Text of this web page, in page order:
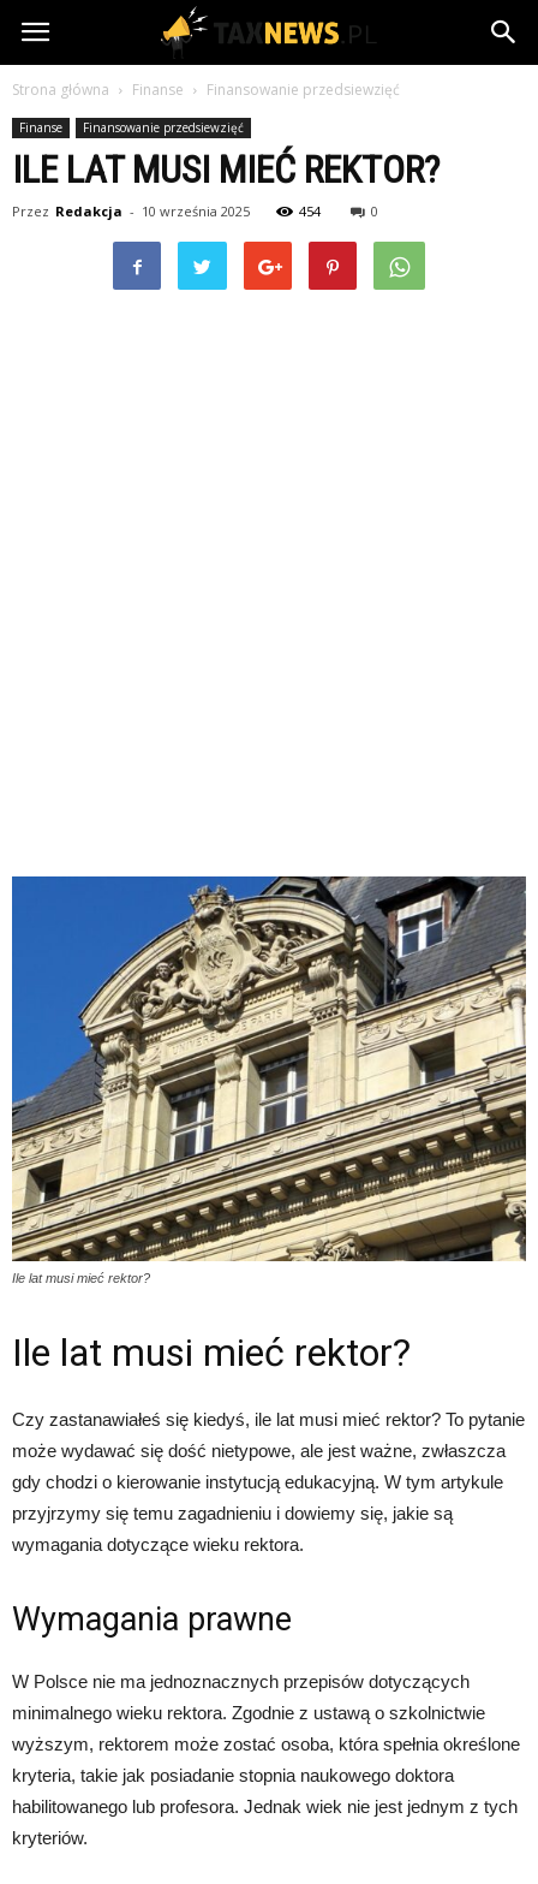
TaxNews.pl
Strona główna Finanse Finansowanie przedsiewzięć
Finanse Finansowanie przedsiewzięć
ILE LAT MUSI MIEĆ REKTOR?
Przez Redakcja - 10 września 2025 454 0
Ile lat musi mieć rektor?
Ile lat musi mieć rektor?
Czy zastanawiałeś się kiedyś, ile lat musi mieć rektor? To pytanie
może wydawać się dość nietypowe, ale jest ważne, zwłaszcza
gdy chodzi o kierowanie instytucją edukacyjną. W tym artykule
przyjrzymy się temu zagadnieniu i dowiemy się, jakie są
wymagania dotyczące wieku rektora.
Wymagania prawne
W Polsce nie ma jednoznacznych przepisów dotyczących
minimalnego wieku rektora. Zgodnie z ustawą o szkolnictwie
wyższym, rektorem może zostać osoba, która spełnia określone
kryteria, takie jak posiadanie stopnia naukowego doktora
habilitowanego lub profesora. Jednak wiek nie jest jednym z tych
kryteriów.